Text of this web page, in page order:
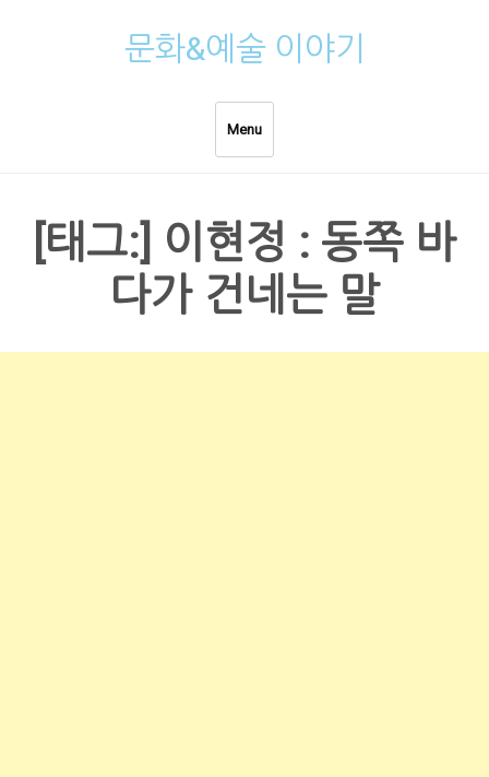
문화&예술 이야기
Menu
[태그:] 이현정 : 동쪽 바
다가 건네는 말